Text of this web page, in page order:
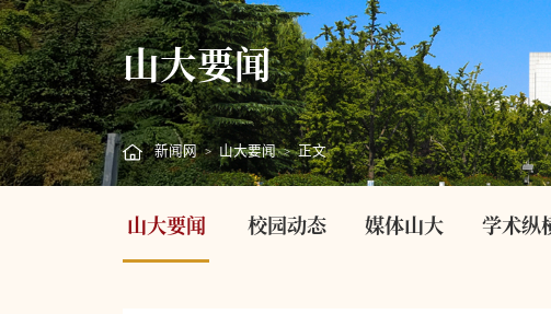
山大要闻
新闻网 > 山大要闻 > 正文
山大要闻 校园动态 媒体山大 学术纵